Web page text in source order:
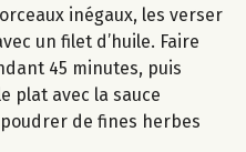
inégaux, les verser
un filet d’huile. Faire
45 minutes, puis
plat avec la sauce
de fines herbes